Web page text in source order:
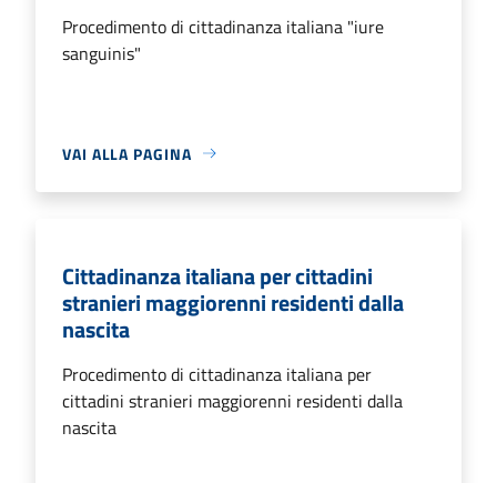
Procedimento di cittadinanza italiana "iure
sanguinis"
VAI ALLA PAGINA
Cittadinanza italiana per cittadini
stranieri maggiorenni residenti dalla
nascita
Procedimento di cittadinanza italiana per
cittadini stranieri maggiorenni residenti dalla
nascita